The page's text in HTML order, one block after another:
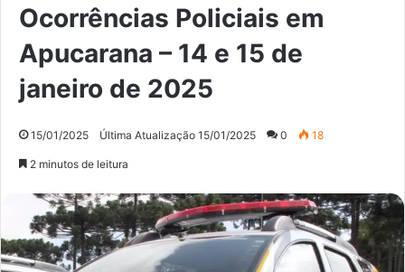
Ocorrências Policiais em
Apucarana – 14 e 15 de
janeiro de 2025
15/01/2025 Última Atualização 15/01/2025 0 18
2 minutos de leitura